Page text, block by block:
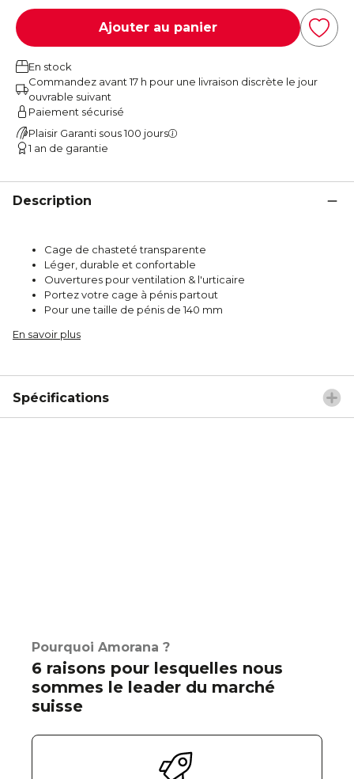
Ajouter au panier
En stock
Commandez avant 17 h pour une livraison discrète le jour
ouvrable suivant
Paiement sécurisé
Plaisir Garanti sous 100 jours
1 an de garantie
Description
Cage de chasteté transparente
Léger, durable et confortable
Ouvertures pour ventilation & l'urticaire
Portez votre cage à pénis partout
Pour une taille de pénis de 140 mm
En savoir plus
Spécifications
Pourquoi Amorana ?
6 raisons pour lesquelles nous
sommes le leader du marché
suisse